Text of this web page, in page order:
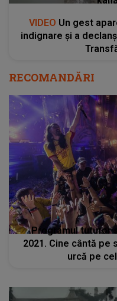
Programul tuturor
2021. Cine cântă
urcă pe